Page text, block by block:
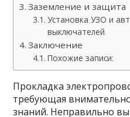
Заземление и защита
Установка УЗО и
выключателей
Заключение
Похожие записи:
Прокладка
требующая
знаний. Неправильно